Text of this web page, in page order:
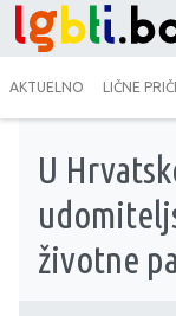
AKTUELNO LIČNE
U
životne